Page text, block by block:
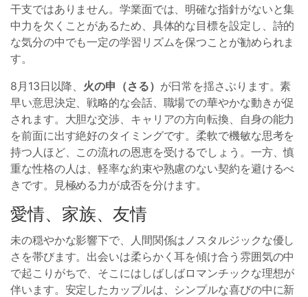
干支ではありません。学業面では、明確な指針がないと集
中力を欠くことがあるため、具体的な目標を設定し、詩的
な気分の中でも一定の学習リズムを保つことが勧められま
す。
8月13日以降、 火の申（さる） が日常を揺さぶります。素
早い意思決定、戦略的な会話、職場での華やかな動きが促
されます。大胆な交渉、キャリアの方向転換、自身の能力
を前面に出す絶好のタイミングです。柔軟で機敏な思考を
持つ人ほど、この流れの恩恵を受けるでしょう。一方、慎
重な性格の人は、軽率な約束や熟慮のない契約を避けるべ
きです。見極める力が成否を分けます。
愛情、家族、友情
未の穏やかな影響下で、人間関係はノスタルジックな優し
さを帯びます。出会いは柔らかく耳を傾け合う雰囲気の中
で起こりがちで、そこにはしばしばロマンチックな理想が
伴います。安定したカップルは、シンプルな喜びの中に新